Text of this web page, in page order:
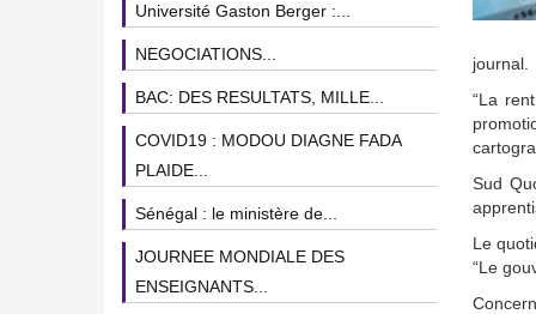
journal.
“La
Sud
Le
“Le
Université Gaston Berger :...
NEGOCIATIONS...
BAC: DES RESULTATS, MILLE...
COVID19 : MODOU DIAGNE FADA
PLAIDE...
Sénégal : le ministère de...
JOURNEE MONDIALE DES
ENSEIGNANTS...